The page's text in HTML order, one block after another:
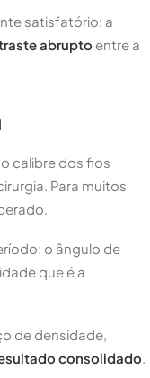
satisfatório: a
abrupto entre a
calibre dos fios
Para muitos
o ângulo de
que é a
de densidade,
consolidado.